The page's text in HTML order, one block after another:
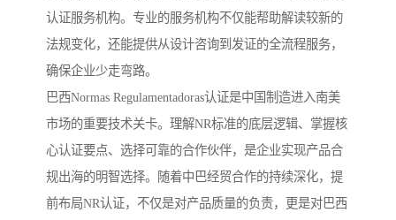
认证服务机构。专业的服务机构不仅能帮助解读较新的
法规变化，还能提供从设计咨询到发证的全流程服务，
确保企业少走弯路。
巴西Normas Regulamentadoras认证是中国制造进入南美
市场的重要技术关卡。理解NR标准的底层逻辑、掌握核
心认证要点、选择可靠的合作伙伴，是企业实现产品合
规出海的明智选择。随着中巴经贸合作的持续深化，提
前布局NR认证，不仅是对产品质量的负责，更是对巴西